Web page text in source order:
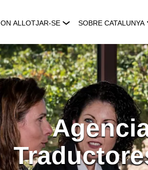
ON ALLOTJAR-SE SOBRE CATALUNYA